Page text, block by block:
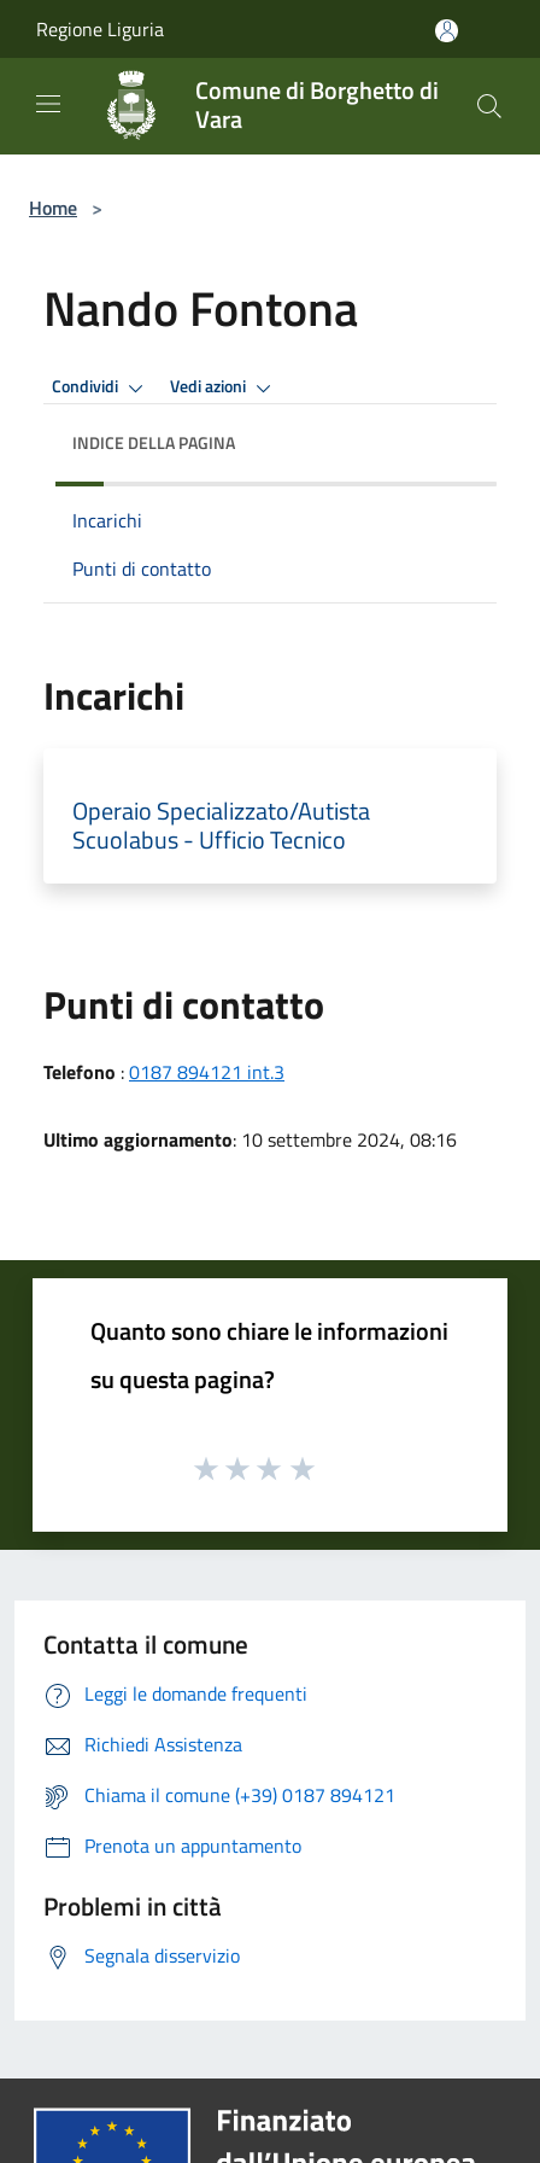
Regione Liguria
Comune di Borghetto di
Vara
Home >
Nando Fontona
Condividi Vedi azioni
INDICE DELLA PAGINA
Incarichi
Punti di contatto
Incarichi
Operaio Specializzato/Autista
Scuolabus - Ufficio Tecnico
Punti di contatto
Telefono :0187 894121 int.3
Ultimo aggiornamento: 10 settembre 2024, 08:16
Quanto sono chiare le informazioni
su questa pagina?
Contatta il comune
Leggi le domande frequenti
Richiedi Assistenza
Chiama il comune (+39) 0187 894121
Prenota un appuntamento
Problemi in città
Segnala disservizio